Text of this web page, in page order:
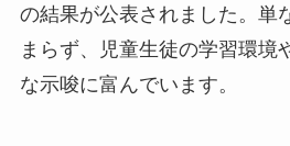
の結果が公表されました。単
まらず、児童生徒の学習環境
な示唆に富んでいます。